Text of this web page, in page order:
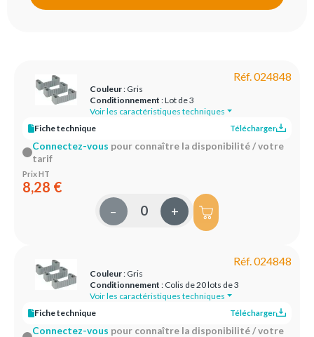
Réf. 024848
Couleur: Gris
Conditionnement : Lot de 3
Voir les caractéristiques techniques
Fiche technique
Télécharger
Connectez-vous pour connaître la disponibilité / votre
tarif
Prix HT
8,28 €
– +
Réf. 024848
Couleur: Gris
Conditionnement : Colis de 20 lots de 3
Voir les caractéristiques techniques
Fiche technique
Télécharger
Connectez-vous pour connaître la disponibilité / votre